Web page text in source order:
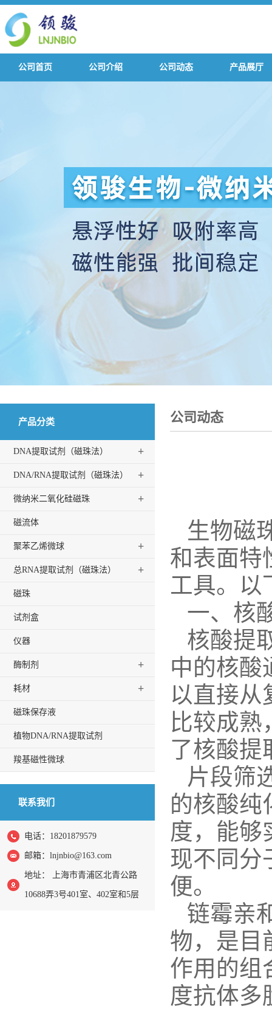
公司首页 公司介绍 公司动态 产品展厅
产品分类
DNA提取试剂（磁珠法） +
DNA/RNA提取试剂（磁珠法） +
微纳米二氧化硅磁珠 +
磁流体
聚苯乙烯微球 +
总RNA提取试剂（磁珠法） +
磁珠
试剂盒
仪器
酶制剂 +
耗材 +
磁珠保存液
植物DNA/RNA提取试剂
羧基磁性微球
联系我们
电话：18201879579
邮箱： lnjnbio@163.com
地址： 上海市青浦区北青公路
10688弄3号401室、402室和5层
公司动态
生物磁
和表面特
工具。以
一、核
核酸提
中的核酸
以直接从
比较成
了核酸提
片段筛
的核酸纯
度，能够
现不同分
便。
链霉亲
物，是目
作用的组
度抗体多